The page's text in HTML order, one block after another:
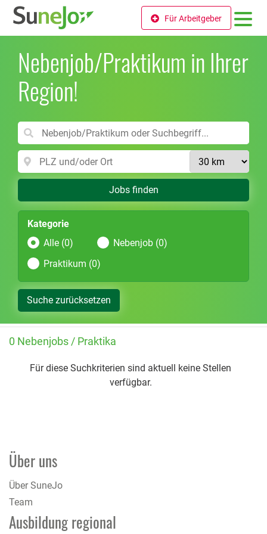
Für Arbeitgeber
Nebenjob/Praktikum in Ihrer
Region!
Jobs finden
Kategorie
Alle (0)
Nebenjob (0)
Praktikum (0)
Suche zurücksetzen
0 Nebenjobs / Praktika
Für diese Suchkriterien sind aktuell keine Stellen
verfügbar.
Über uns
Über SuneJo
Team
Ausbildung regional